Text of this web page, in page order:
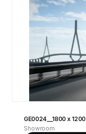
GE0024__1800 x 1200
Showroom